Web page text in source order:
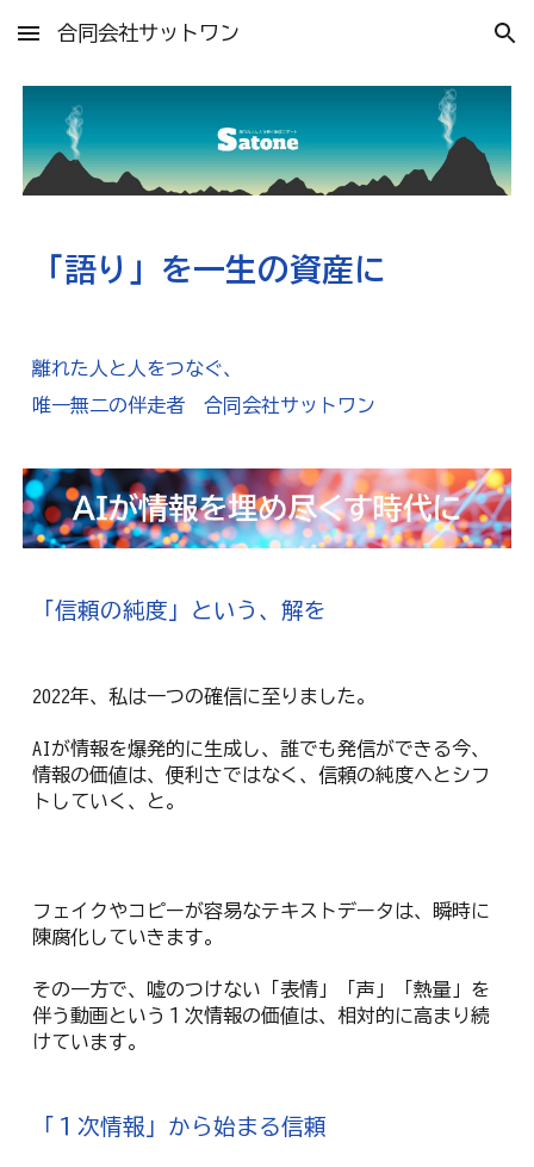
Skip to main content Skip to navigation
合同会社サットワン
「語り」を一生の資産に
離れた人と人をつなぐ、
唯一無二の伴走者 合同会社サットワン
「信頼の純度」という、解を
2022年、私は一つの確信に至りました。
AIが情報を爆発的に生成し、誰でも発信ができる今、
情報の価値は、便利さではなく、信頼の純度へとシフ
トしていく、と。
フェイクやコピーが容易なテキストデータは、瞬時に
陳腐化していきます。
その一方で、嘘のつけない「表情」「声」「熱量」を
伴う動画という１次情報の価値は、相対的に高まり続
けています。
「１次情報」から始まる信頼